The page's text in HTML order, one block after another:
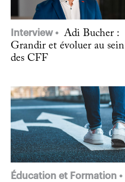
Interview
Adi Bucher :
Grandir et évoluer au sein
des CFF
Éducation et Formation